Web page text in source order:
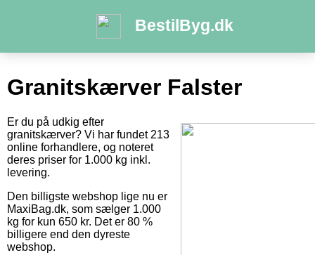
BestilByg.dk
Granitskærver Falster
Er du på udkig efter
granitskærver? Vi har fundet 213
online forhandlere, og noteret
deres priser for 1.000 kg inkl.
levering.
Den billigste webshop lige nu er
MaxiBag.dk, som sælger 1.000
kg for kun 650 kr. Det er 80 %
billigere end den dyreste
webshop.